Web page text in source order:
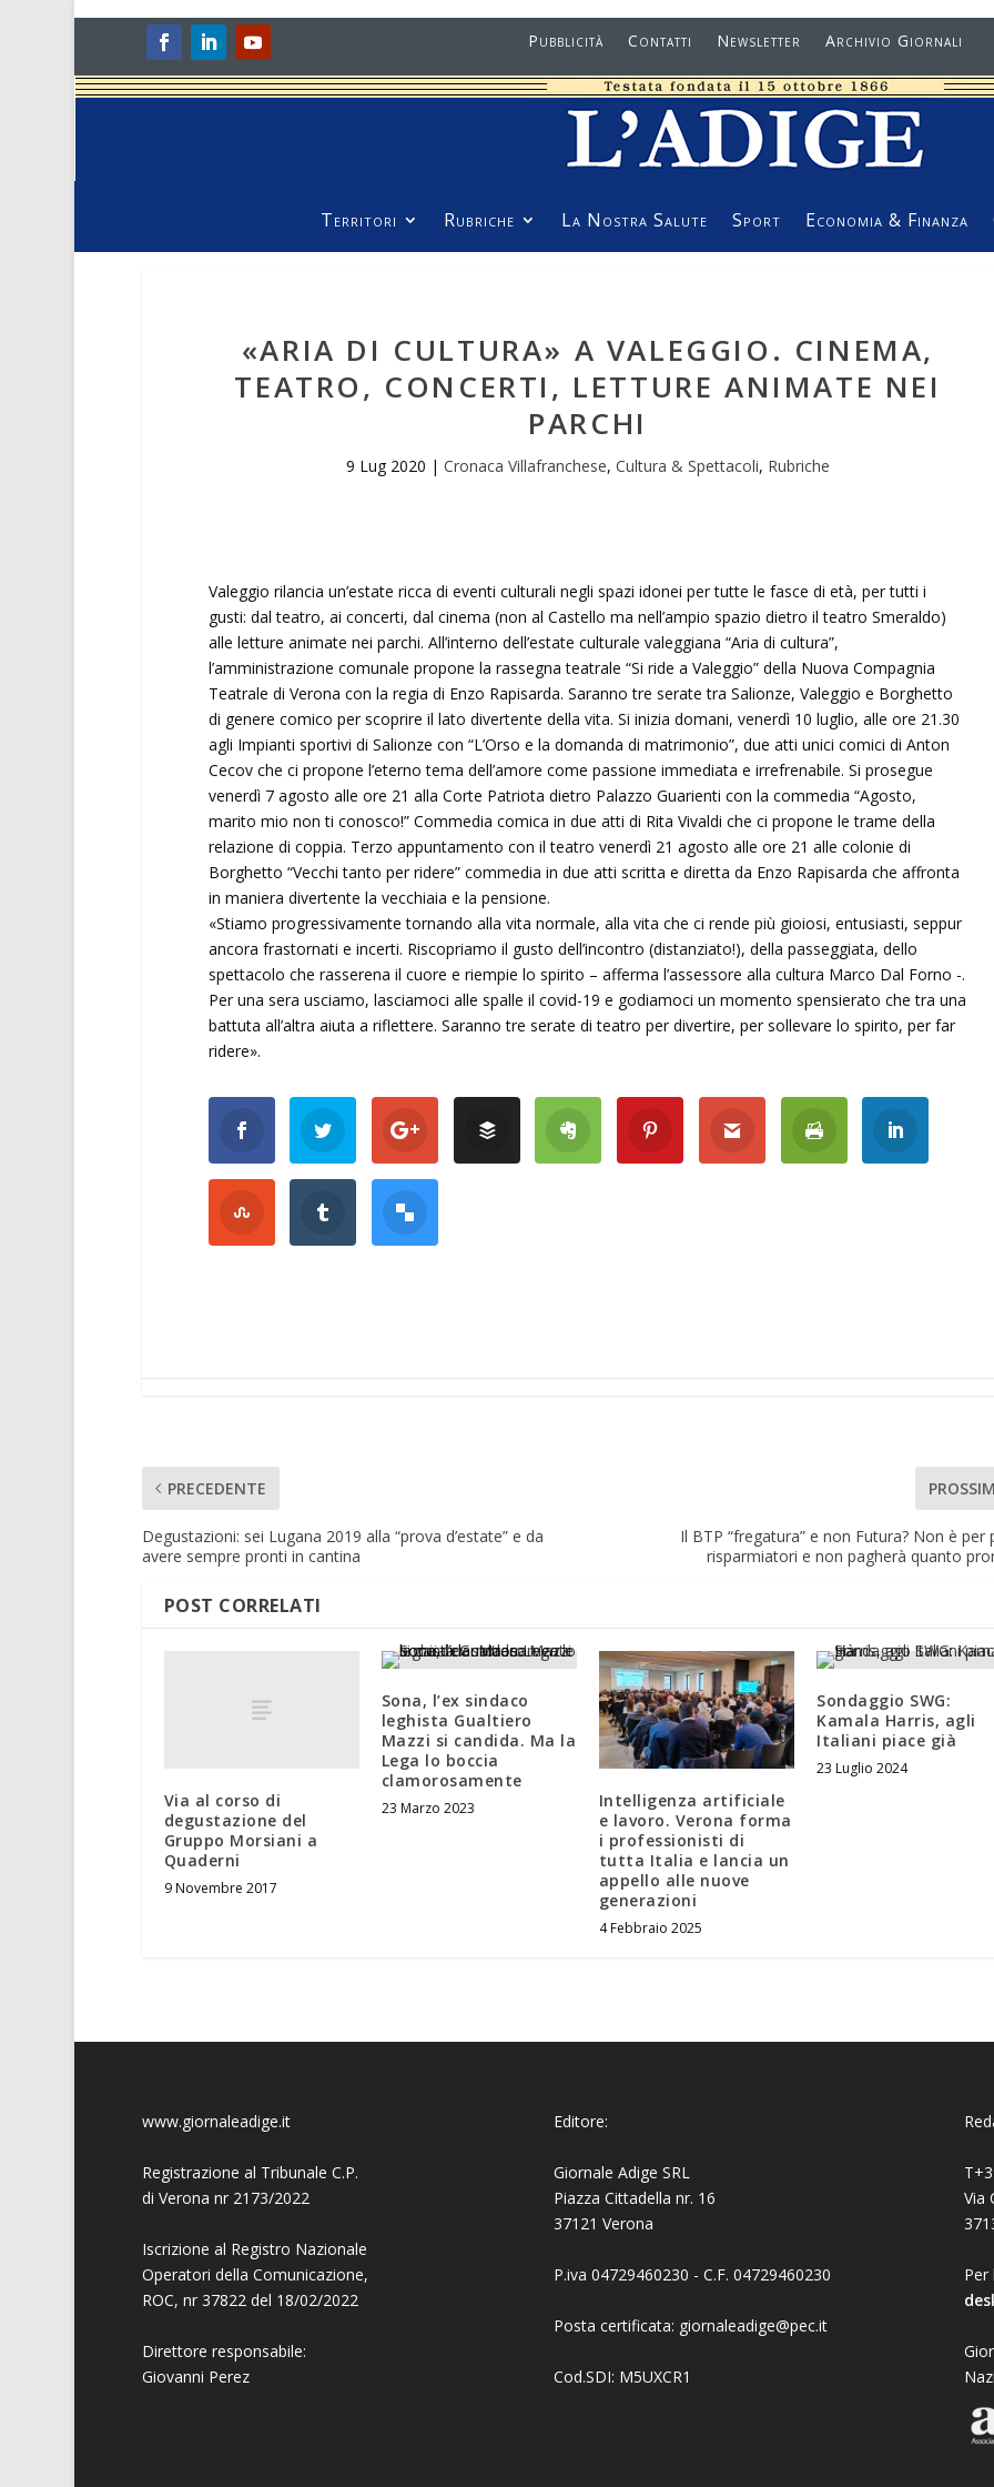
Pubblicità Contatti Newsletter Archivio Giornali
Territori Rubriche La Nostra Salute Sport Economia & Finanza
«ARIA DI CULTURA» A VALEGGIO. CINEMA,
TEATRO, CONCERTI, LETTURE ANIMATE NEI
PARCHI
9 Lug 2020 | Cronaca Villafranchese, Cultura & Spettacoli, Rubriche
Valeggio rilancia un’estate ricca di eventi culturali negli spazi idonei per tutte le fasce di età, per tutti i
gusti: dal teatro, ai concerti, dal cinema (non al Castello ma nell’ampio spazio dietro il teatro Smeraldo)
alle letture animate nei parchi. All’interno dell’estate culturale valeggiana “Aria di cultura”,
l’amministrazione comunale propone la rassegna teatrale “Si ride a Valeggio” della Nuova Compagnia
Teatrale di Verona con la regia di Enzo Rapisarda. Saranno tre serate tra Salionze, Valeggio e Borghetto
di genere comico per scoprire il lato divertente della vita. Si inizia domani, venerdì 10 luglio, alle ore 21.30
agli Impianti sportivi di Salionze con “L’Orso e la domanda di matrimonio”, due atti unici comici di Anton
Cecov che ci propone l’eterno tema dell’amore come passione immediata e irrefrenabile. Si prosegue
venerdì 7 agosto alle ore 21 alla Corte Patriota dietro Palazzo Guarienti con la commedia “Agosto,
marito mio non ti conosco!” Commedia comica in due atti di Rita Vivaldi che ci propone le trame della
relazione di coppia. Terzo appuntamento con il teatro venerdì 21 agosto alle ore 21 alle colonie di
Borghetto “Vecchi tanto per ridere” commedia in due atti scritta e diretta da Enzo Rapisarda che affronta
in maniera divertente la vecchiaia e la pensione.
«Stiamo progressivamente tornando alla vita normale, alla vita che ci rende più gioiosi, entusiasti, seppur
ancora frastornati e incerti. Riscopriamo il gusto dell’incontro (distanziato!), della passeggiata, dello
spettacolo che rasserena il cuore e riempie lo spirito – afferma l’assessore alla cultura Marco Dal Forno -.
Per una sera usciamo, lasciamoci alle spalle il covid-19 e godiamoci un momento spensierato che tra una
battuta all’altra aiuta a riflettere. Saranno tre serate di teatro per divertire, per sollevare lo spirito, per far
ridere».
PRECEDENTE
Degustazioni: sei Lugana 2019 alla “prova d’estate” e da
avere sempre pronti in cantina
Il BTP “fregatura” e non Futura? Non è per
risparmiatori e non pagherà quanto
POST CORRELATI
Via al corso di
degustazione del
Gruppo Morsiani a
Quaderni
9 Novembre 2017
Sona, l’ex sindaco
leghista Gualtiero
Mazzi si candida. Ma la
Lega lo boccia
clamorosamente
23 Marzo 2023
Intelligenza artificiale
e lavoro. Verona forma
i professionisti di
tutta Italia e lancia un
appello alle nuove
generazioni
4 Febbraio 2025
Sondaggio SWG:
Kamala Harris, agli
Italiani piace già
23 Luglio 2024
www.giornaleadige.it
Registrazione al Tribunale C.P.
di Verona nr 2173/2022
Iscrizione al Registro Nazionale
Operatori della Comunicazione,
ROC, nr 37822 del 18/02/2022
Direttore responsabile:
Giovanni Perez
Editore:
Giornale Adige SRL
Piazza Cittadella nr. 16
37121 Verona
P.iva 04729460230 - C.F. 04729460230
Posta certificata: giornaleadige@pec.it
Cod.SDI: M5UXCR1
Via
Per